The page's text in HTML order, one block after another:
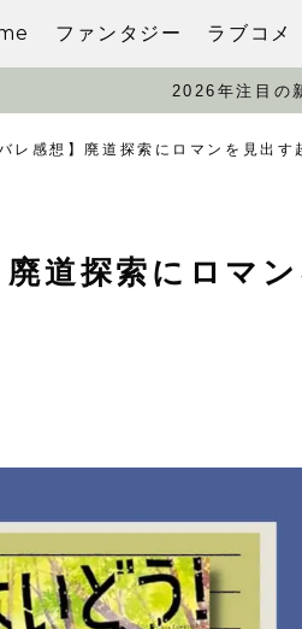
ファンタジー ラブコメ
2026年注目の
レ感想】廃道探索にロマンを見出す
道探索にロマ